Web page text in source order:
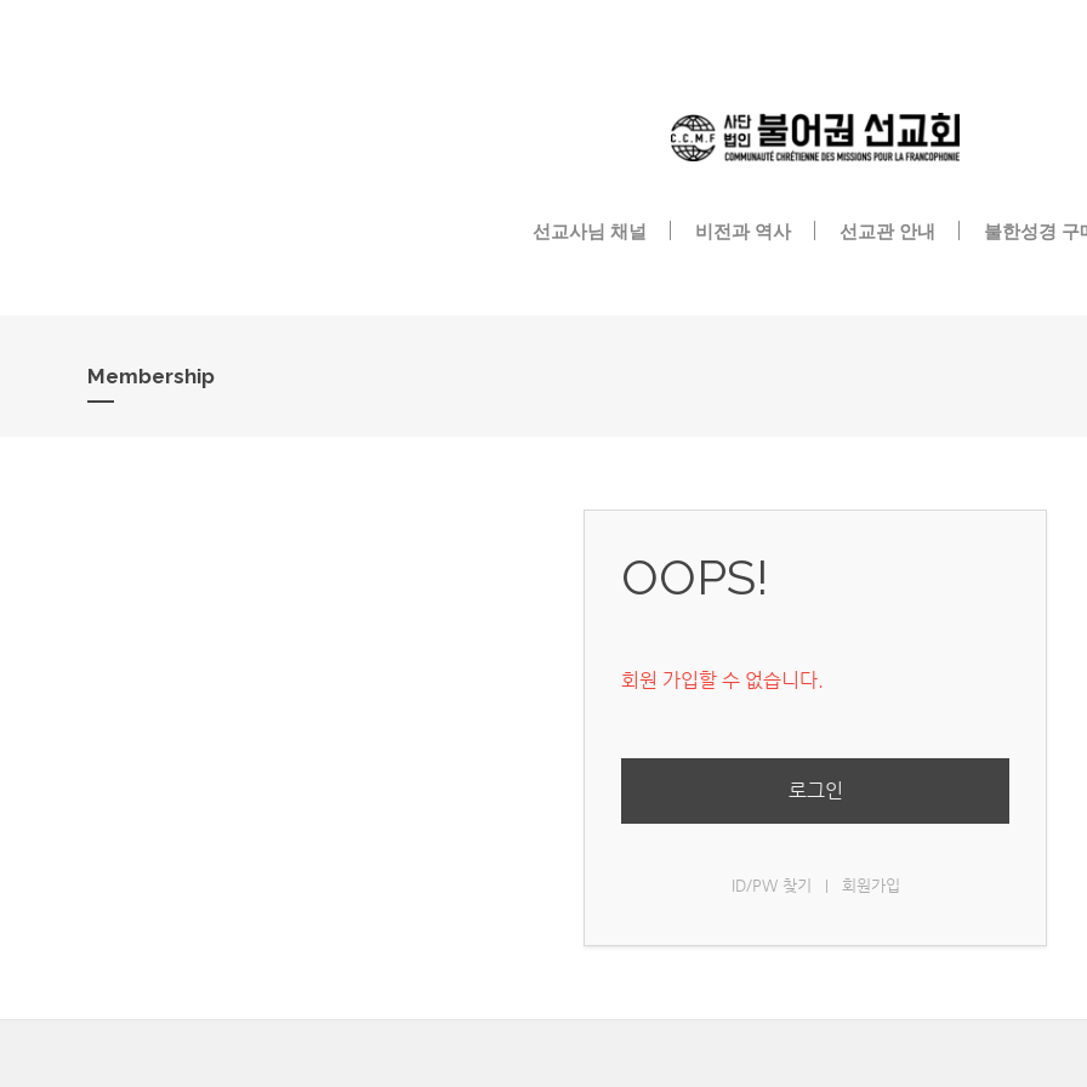
선교사님 채널 비전과 역사 선교관 안내 불한성경 구
Membership
OOPS!
회원 가입할 수 없습니다.
로그인
ID/PW 찾기 회원가입